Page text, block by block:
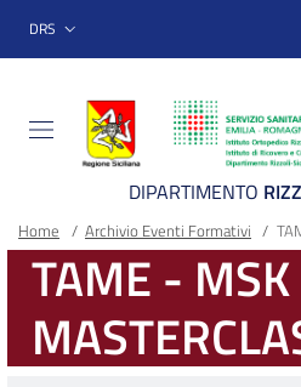
Sito Web
menu top-bar
DRS
DIPARTIMENTO
Main container
Briciole
di
pane
Home / Archivio Eventi Formativi /
TAME -